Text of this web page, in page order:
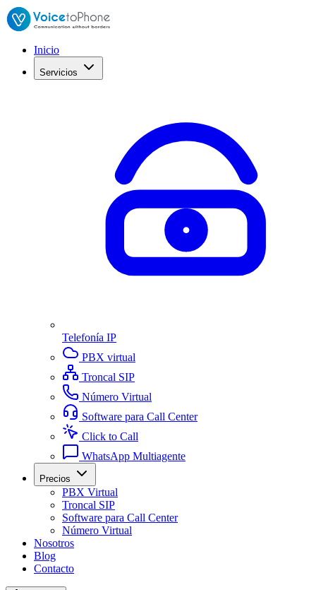
Inicio
Servicios
Telefonía IP
PBX virtual
Troncal SIP
Número Virtual
Software para Call Center
Click to Call
WhatsApp Multiagente
Precios
PBX Virtual
Troncal SIP
Software para Call Center
Número Virtual
Nosotros
Blog
Contacto